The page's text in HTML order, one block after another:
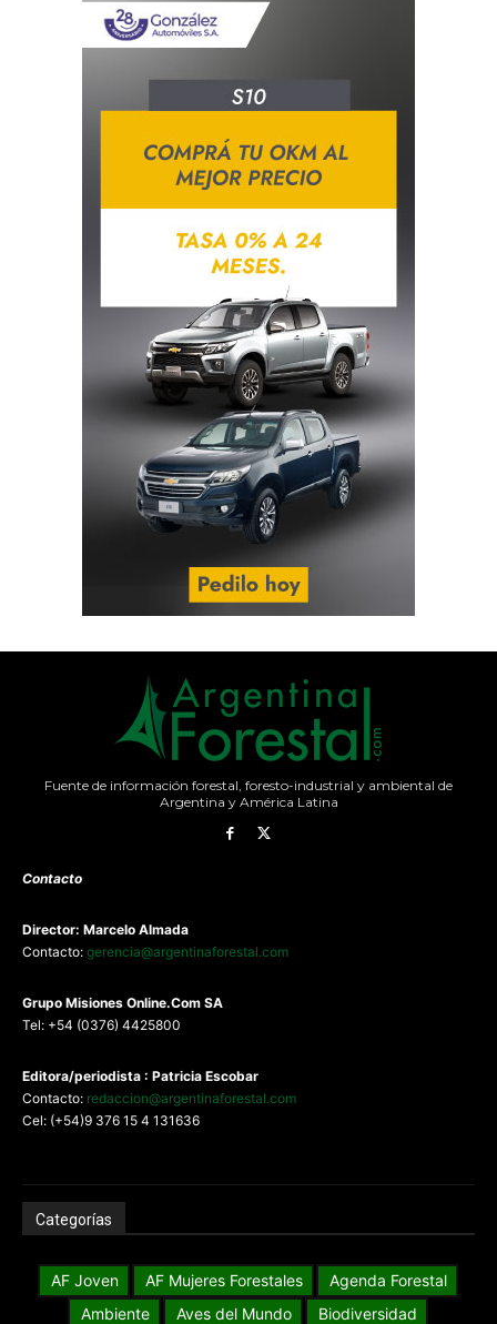
Fuente de información forestal, foresto-industrial y ambiental de
Argentina y América Latina
Contacto
Director: Marcelo Almada
Contacto: gerencia@argentinaforestal.com
Grupo Misiones Online.Com SA
Tel: +54 (0376) 4425800
Editora/periodista : Patricia Escobar
Contacto: redaccion@argentinaforestal.com
Cel: (+54)9 376 15 4 131636
Categorías
AF Joven AF Mujeres Forestales
Agenda Forestal
Ambiente
Aves del Mundo
Biodiversidad